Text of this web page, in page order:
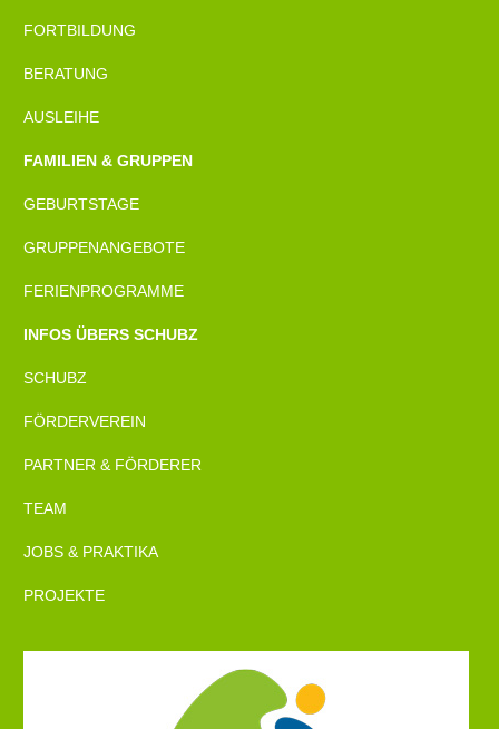
FORTBILDUNG
BERATUNG
AUSLEIHE
FAMILIEN & GRUPPEN
GEBURTSTAGE
GRUPPENANGEBOTE
FERIENPROGRAMME
INFOS ÜBERS SCHUBZ
SCHUBZ
FÖRDERVEREIN
PARTNER & FÖRDERER
TEAM
JOBS & PRAKTIKA
PROJEKTE